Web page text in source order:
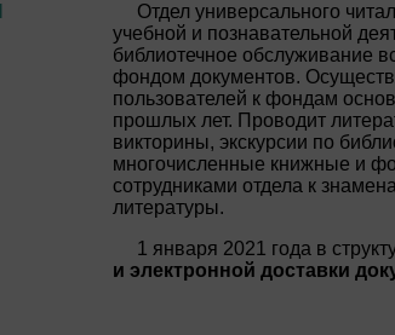
Отдел универсального
учебной и познавательной
библиотечное обслуживание
фондом документов.
пользователей к фондам
прошлых лет. Проводит
викторины, экскурсии по
многочисленные книжные и
сотрудниками отдела к
литературы.
1 января 2021 года в
и электронной доставки